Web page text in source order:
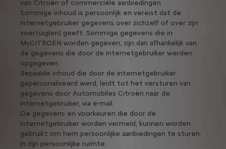
van Citroën of commerciële aanbiedingen.
Sommige inhoud is persoonlijk en vereist dat de
internetgebruiker gegevens over zichzelf of over zijn
voertuig(en) geeft. Sommige gegevens die in
MyCITROËN worden gegeven, zijn dan afhankelijk van
de gegevens die door de internetgebruiker werden
opgegeven.
Bepaalde inhoud die door de internetgebruiker
gepersonaliseerd werd, leidt tot het versturen van
gegevens door Automobiles Citroën naar de
internetgebruiker, via e-mail.
De gegevens en voorkeuren die door de
internetgebruiker worden vermeld, kunnen worden
gebruikt om hem persoonlijke aanbiedingen te sturen,
in zijn persoonlijke ruimte.